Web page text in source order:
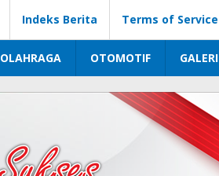
Indeks Berita Terms of Service
OLAHRAGA OTOMOTIF GALERI